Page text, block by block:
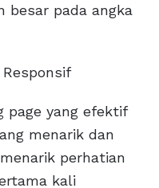
besar pada angka
Responsif
page yang efektif
menarik dan
perhatian
kali